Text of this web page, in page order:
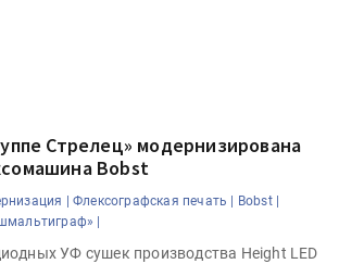
Стрелец» модернизирована
Bobst
| Флексографская печать |
Bobst |
|
УФ сушек производства Height LED